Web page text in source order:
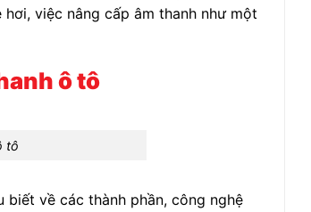
việc nâng cấp âm thanh như một
ô tô
tô
về các thành phần, công nghệ